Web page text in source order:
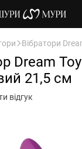
Вібратори
Dream
21,5 см
відгук